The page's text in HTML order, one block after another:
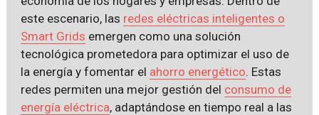
este escenario, las redes eléctricas inteligentes o
Smart Grids emergen como una solución
tecnológica prometedora para optimizar el uso de
la energía y fomentar el ahorro energético. Estas
redes permiten una mejor gestión del consumo de
energía eléctrica, adaptándose en tiempo real a las